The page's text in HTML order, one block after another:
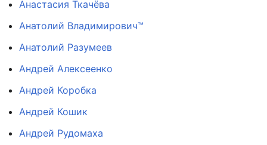
Анастасия Ткачёва
Анатолий Владимирович™
Анатолий Разумеев
Андрей Алексеенко
Андрей Коробка
Андрей Кошик
Андрей Рудомаха